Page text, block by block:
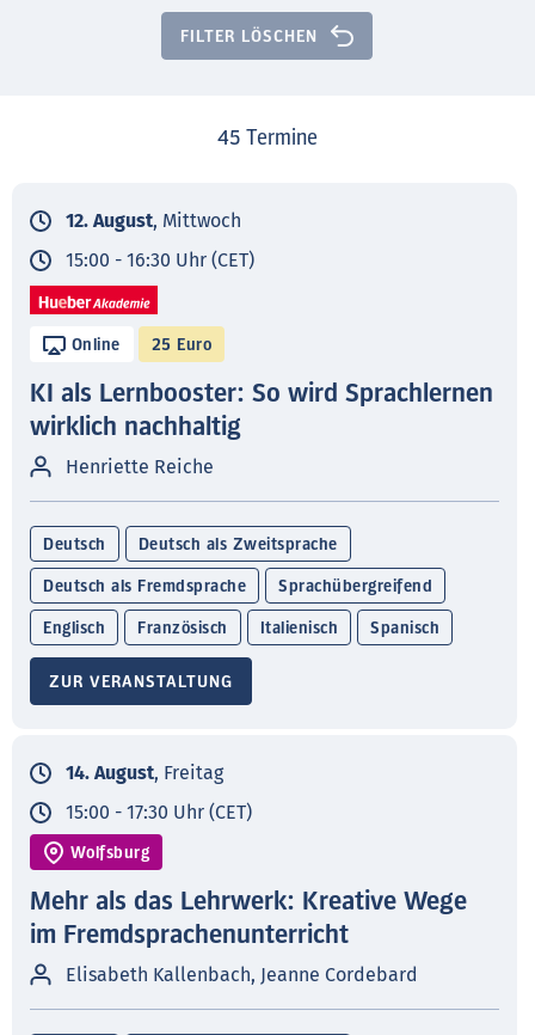
FILTER LÖSCHEN
45 Termine
12. August, Mittwoch
15:00 - 16:30 Uhr (CET)
Online 25 Euro
KI als Lernbooster: So wird Sprachlernen
wirklich nachhaltig
Henriette Reiche
Deutsch Deutsch als Zweitsprache
Deutsch als Fremdsprache Sprachübergreifend
Englisch Französisch Italienisch Spanisch
ZUR VERANSTALTUNG
14. August, Freitag
15:00 - 17:30 Uhr (CET)
Wolfsburg
Mehr als das Lehrwerk: Kreative Wege
im Fremdsprachenunterricht
Elisabeth Kallenbach, Jeanne Cordebard